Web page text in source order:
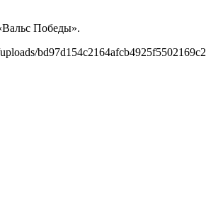
Победы».